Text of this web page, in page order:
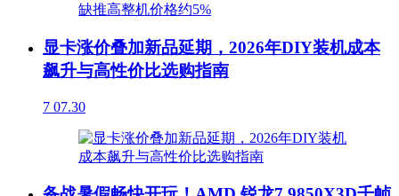
显卡涨价叠加新品延期，2026年DIY装机成本
飙升与高性价比选购指南
7 07.30